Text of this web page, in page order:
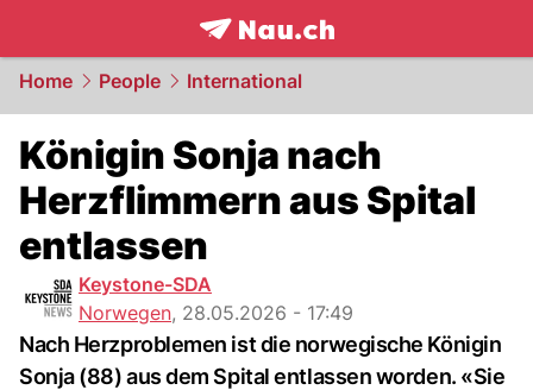
frontpage.NAU.ch
Home People International
Königin Sonja nach
Herzflimmern aus Spital
entlassen
Keystone-SDA
Norwegen, 28.05.2026 - 17:49
Nach Herzproblemen ist die norwegische Königin
Sonja (88) aus dem Spital entlassen worden. «Sie